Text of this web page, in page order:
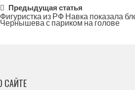
Post
navigation
Предыдущая статья
Фигуристка из РФ Навка показала
Чернышева с париком на голове
САЙТЕ